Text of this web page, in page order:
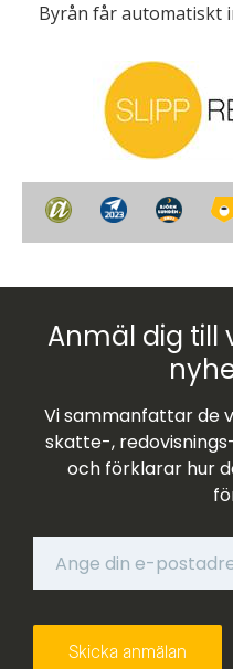
Byrån får automatiskt
Anmäl dig till
Vi sammanfattar de
skatte-,
och förklarar hur